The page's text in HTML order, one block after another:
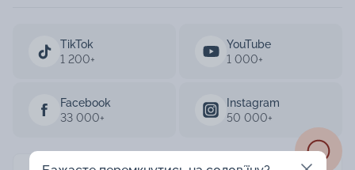
TikTok
1 200+
YouTube
1 000+
Facebook
33 000+
Instagram
50 000+